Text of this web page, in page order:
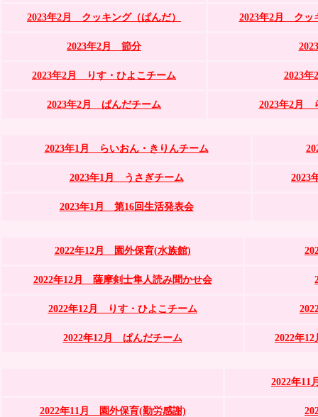
2023年2月 クッキング（ぱんだ） 2023年2月 クッ
2023年2月 節分
2023年2月 りす・ひよこチーム 2023
2023年2月 ぱんだチーム 2023年2月
2023年1月 らいおん・きりんチーム
2023年1月 うさぎチーム 2023
2023年1月 第16回生活発表会
2022年12月 園外保育(水族館)
2022年12月 薩摩剣士隼人読み聞かせ会
2022年12月 りす・ひよこチーム
2022年12月 ぱんだチーム 2022年
2022年11
2022年11月 園外保育(勤労感謝)